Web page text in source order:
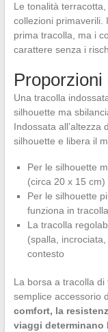
Le tonalità
collezioni primaverili.
prima tracolla, ma i
carattere senza i
Una tracolla
silhouette ma
Indossata all’altezza
silhouette e libera il
Per le silhouette
(circa 20 x 15
Per le silhouette
funziona in
La tracolla
(spalla,
contesto
La borsa a tracolla
semplice accessorio
comfort, la
viaggi determinano